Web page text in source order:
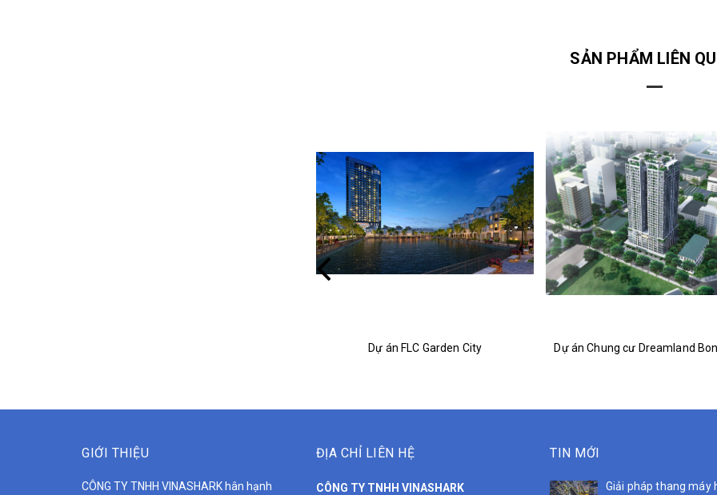
SẢN PHẨM LIÊN
Dự án FLC Garden City
GIỚI THIỆU
CÔNG TY TNHH VINASHARK hân hạnh
ĐỊA CHỈ LIÊN HỆ
CÔNG TY TNHH VINASHARK
TIN MỚI
Giải pháp thang máy